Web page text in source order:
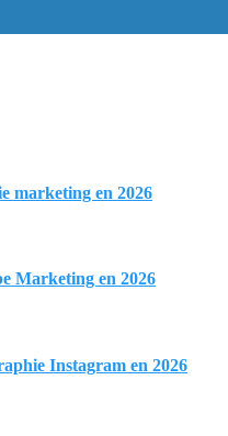
marketing en 2026
Marketing en 2026
Instagram en 2026